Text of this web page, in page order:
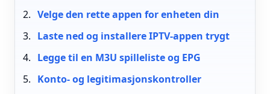
Velge den rette appen for enheten din
Laste ned og installere IPTV-appen trygt
Legge til en M3U spilleliste og EPG
Konto- og legitimasjonskontroller